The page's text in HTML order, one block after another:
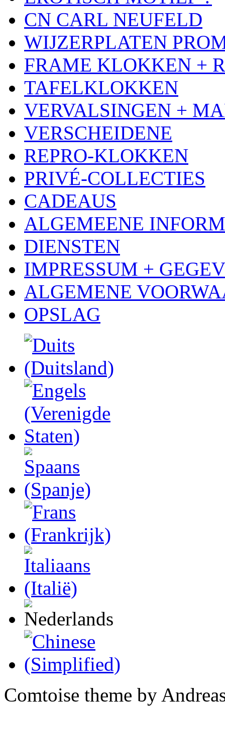
CN CARL NEUFELD
WIJZERPLATEN
FRAME KLOKKEN +
TAFELKLOKKEN
VERVALSINGEN +
VERSCHEIDENE
REPRO-KLOKKEN
PRIVÉ-COLLECTIES
CADEAUS
ALGEMEENE
DIENSTEN
IMPRESSUM +
ALGEMENE
OPSLAG
Comtoise theme by